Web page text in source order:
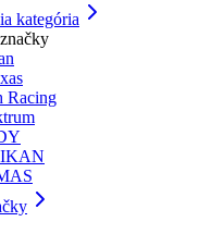
kategória
Racing